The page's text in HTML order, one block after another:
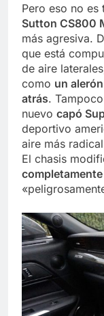
Pero eso no
Sutton CS800
más agresiva.
que está
de aire
como un
atrás.
nuevo capó
deportivo
aire más
El chasis